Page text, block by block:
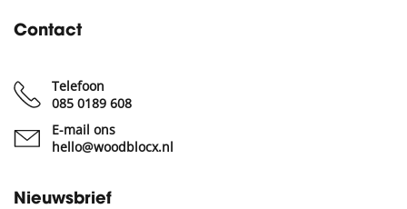
Contact
Telefoon
085 0189 608
E-mail ons
hello@woodblocx.nl
Nieuwsbrief